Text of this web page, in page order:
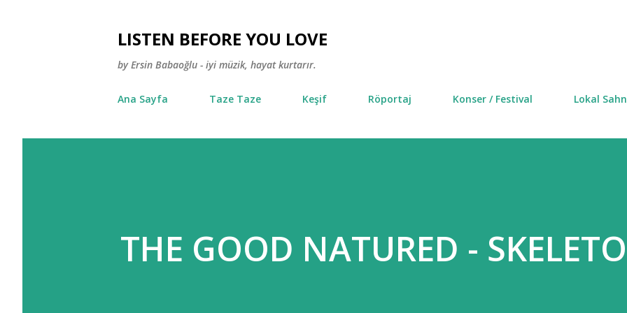
LISTEN BEFORE YOU LOVE
by Ersin Babaoğlu - iyi müzik, hayat kurtarır.
Ana Sayfa Taze Taze Keşif Röportaj Konser / Festival Lokal
THE GOOD NATURED -